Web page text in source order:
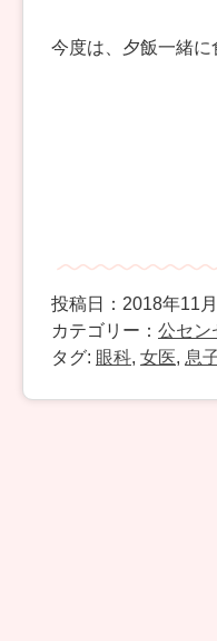
今度は、夕飯一緒に
投稿日：2018年11
カテゴリー： 公セン
タグ: 眼科, 女医, 息